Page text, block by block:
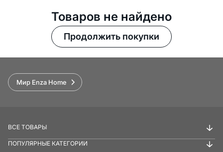
Товаров не найдено
Продолжить покупки
Мир Enza Home
ВСЕ ТОВАРЫ
ПОПУЛЯРНЫЕ КАТЕГОРИИ